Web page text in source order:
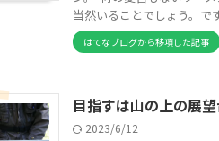
当然いることでしょう。で
はてなブログから移項した記事
目指すは山の上の展
2023/6/12